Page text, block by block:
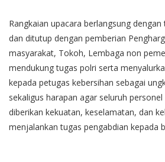
Rangkaian upacara berlangsung
dan ditutup dengan pemberian
masyarakat, Tokoh, Lembaga non
mendukung tugas polri serta
kepada petugas kebersihan sebagai
sekaligus harapan agar seluruh
diberikan kekuatan, keselamatan, dan
menjalankan tugas pengabdian kepada